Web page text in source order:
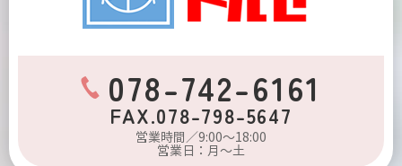
078-742-6161
FAX.078-798-5647
営業時間／9:00～18:00
営業日：月～土